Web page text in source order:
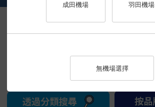
▸ 羽田機場第三航廈已開始預約優惠服務！>>
成田機場 羽田機場